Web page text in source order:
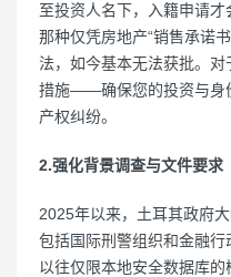
至投资人名下，入籍申请
那种仅凭房地产“销售承诺
法，如今基本无法获批。
措施——确保您的投资与身
产权纠纷。
2.强化背景调查与文件要求
2025年以来，土耳其政府
包括国际刑警组织和金融
以往仅限本地安全数据库